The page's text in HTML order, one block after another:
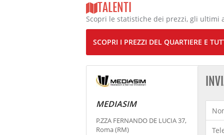
TALENTI
Scopri le statistiche dei prezzi, gli
SCOPRI I PREZZI DEL QUARTIERE E
MEDIASIM
P.ZZA FERNANDO DE LUCIA 37,
Roma (RM)